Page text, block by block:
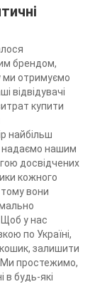
брендом,
ми отримуємо
відвідувачі
купити
найбільш
надаємо нашим
досвідчених
кожного
вони
Щоб у нас
по Україні,
залишити
Ми простежимо,
в будь-які